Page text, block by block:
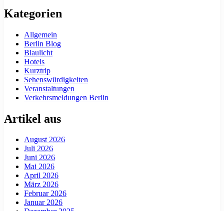
Kategorien
Allgemein
Berlin Blog
Blaulicht
Hotels
Kurztrip
Sehenswürdigkeiten
Veranstaltungen
Verkehrsmeldungen Berlin
Artikel aus
August 2026
Juli 2026
Juni 2026
Mai 2026
April 2026
März 2026
Februar 2026
Januar 2026